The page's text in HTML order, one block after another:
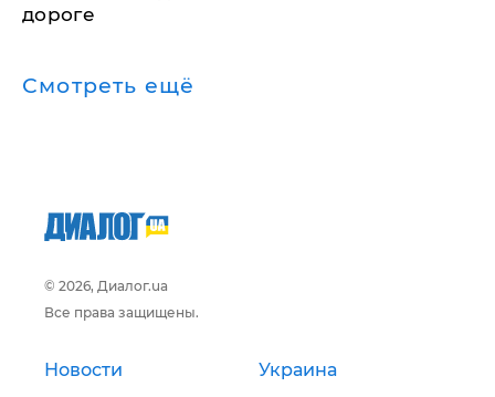
дороге
Смотреть ещё
© 2026, Диалог.ua
Все права защищены.
Новости Украина